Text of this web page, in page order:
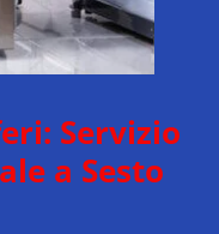
Servizio
a Sesto